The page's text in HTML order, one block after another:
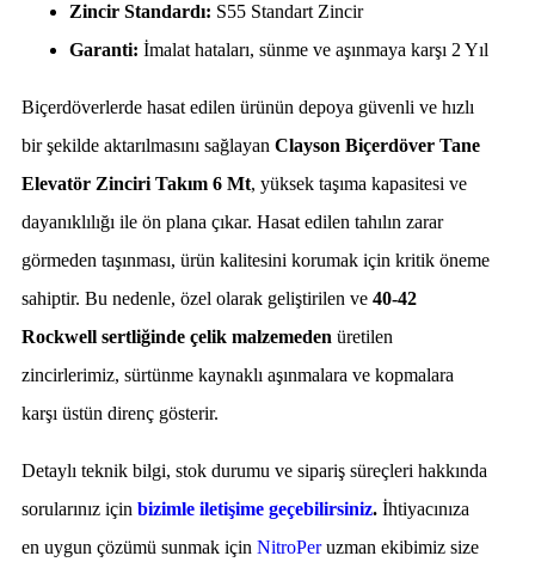
Zincir Standardı: S55 Standart Zincir
Garanti: İmalat hataları, sünme ve aşınmaya karşı 2 Yıl
Biçerdöverlerde hasat edilen ürünün depoya güvenli ve hızlı
bir şekilde aktarılmasını sağlayan Clayson Biçerdöver Tane
Elevatör Zinciri Takım 6 Mt, yüksek taşıma kapasitesi ve
dayanıklılığı ile ön plana çıkar. Hasat edilen tahılın zarar
görmeden taşınması, ürün kalitesini korumak için kritik öneme
sahiptir. Bu nedenle, özel olarak geliştirilen ve 40-42
Rockwell sertliğinde çelik malzemeden üretilen
zincirlerimiz, sürtünme kaynaklı aşınmalara ve kopmalara
karşı üstün direnç gösterir.
Detaylı teknik bilgi, stok durumu ve sipariş süreçleri hakkında
sorularınız için bizimle iletişime geçebilirsiniz. İhtiyacınıza
en uygun çözümü sunmak için NitroPeruzman ekibimiz size